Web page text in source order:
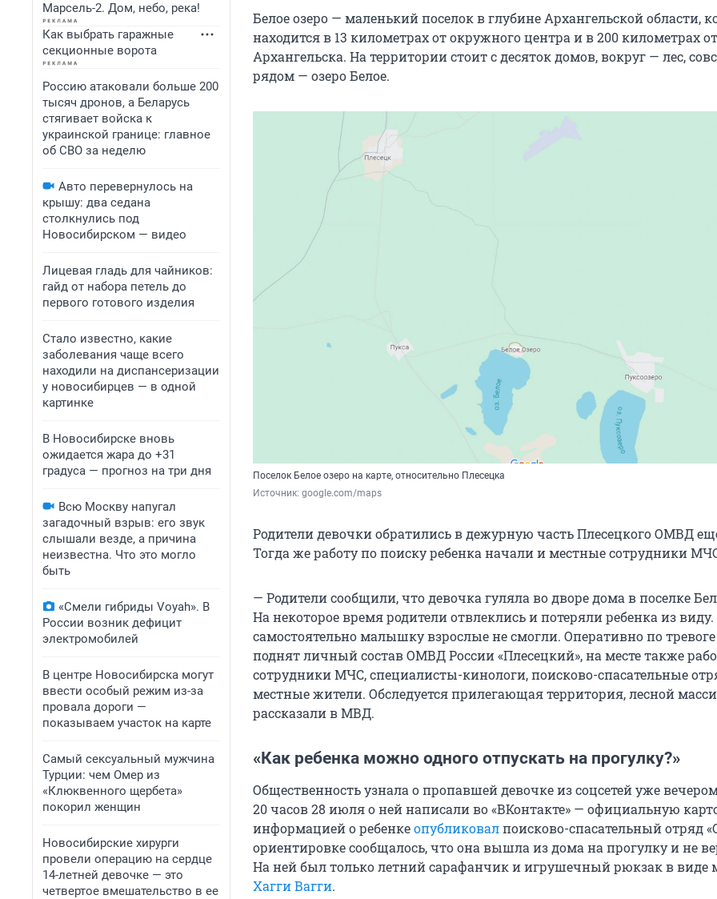
Марсель-2. Дом, небо, река!
Как выбрать гаражные
секционные ворота
Россию атаковали больше 200
тысяч дронов, а Беларусь
стягивает войска к
украинской границе: главное
об СВО за неделю
Авто перевернулось на
крышу: два седана
столкнулись под
Новосибирском — видео
Лицевая гладь для чайников:
гайд от набора петель до
первого готового изделия
Стало известно, какие
заболевания чаще всего
находили на диспансеризации
у новосибирцев — в одной
картинке
В Новосибирске вновь
ожидается жара до +31
градуса — прогноз на три дня
Всю Москву напугал
загадочный взрыв: его звук
слышали везде, а причина
неизвестна. Что это могло
быть
«Смели гибриды Voyah». В
России возник дефицит
электромобилей
В центре Новосибирска могут
ввести особый режим из-за
провала дороги —
показываем участок на карте
Самый сексуальный мужчина
Турции: чем Омер из
«Клюквенного щербета»
покорил женщин
Новосибирские хирурги
провели операцию на сердце
14-летней девочке — это
четвертое вмешательство в ее
Белое озеро — маленький поселок в глубине Архангельской области,
находится в 13 километрах от окружного центра и в 200 километрах от
Архангельска. На территории стоит с десяток домов, вокруг — лес,
рядом — озеро Белое.
Поселок Белое озеро на карте, относительно Плесецка
Источник: google.com/maps
Родители девочки обратились в дежурную часть Плесецкого ОМВД
Тогда же работу по поиску ребенка начали и местные сотрудники
— Родители сообщили, что девочка гуляла во дворе дома в поселке
На некоторое время родители отвлеклись и потеряли ребенка из
самостоятельно малышку взрослые не смогли. Оперативно по
поднят личный состав ОМВД России «Плесецкий», на месте также
сотрудники МЧС, специалисты-кинологи, поисково-спасательные
местные жители. Обследуется прилегающая территория, лесной
рассказали в МВД.
«Как ребенка можно одного отпускать на прогулку?»
Общественность узнала о пропавшей девочке из соцсетей уже
20 часов 28 июля о ней написали во «ВКонтакте» — официальную
информацией о ребенкеопубликовалпоисково-спасательный отряд
ориентировке сообщалось, что она вышла из дома на прогулку и не
На ней был только летний сарафанчик и игрушечный рюкзак в виде
Хагги Вагги.